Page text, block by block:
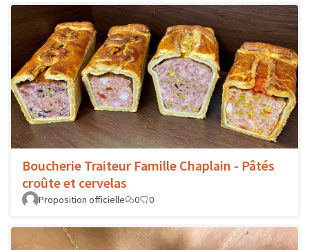
Boucherie Traiteur Famille Chaplain - Pâtés
croûte et cervelas
Proposition officielle 0 0